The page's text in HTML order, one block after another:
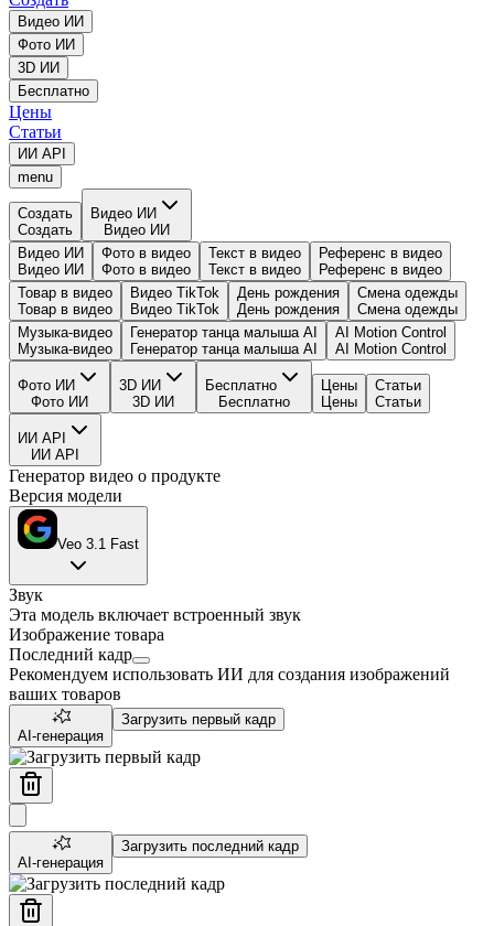
Видео ИИ
Фото ИИ
3D ИИ
Бесплатно
Цены
Статьи
ИИ API
menu
Создать
Создать
Видео ИИ
Видео ИИ
Видео ИИ
Видео ИИ
Фото в видео
Фото в видео
Текст в видео
Текст в видео
Референс в видео
Референс в видео
Товар в видео
Товар в видео
Видео TikTok
Видео TikTok
День рождения
День рождения
Смена одежды
Смена одежды
Музыка-видео
Музыка-видео
Генератор танца малыша AI
Генератор танца малыша AI
AI Motion Control
AI Motion Control
Фото ИИ
Фото ИИ
3D ИИ
3D ИИ
Бесплатно
Бесплатно
Цены
Цены
Статьи
Статьи
ИИ API
ИИ API
Генератор видео о продукте
Версия модели
Veo 3.1 Fast
Звук
Эта модель включает встроенный звук
Изображение товара
Последний кадр
Рекомендуем использовать ИИ для создания изображений
ваших товаров
AI-генерация
Загрузить первый кадр
AI-генерация
Загрузить последний кадр